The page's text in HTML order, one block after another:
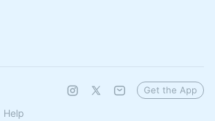
Help
Get the App